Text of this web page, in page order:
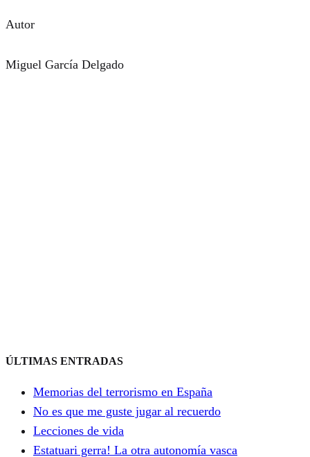
Autor
Miguel García Delgado
ÚLTIMAS ENTRADAS
Memorias del terrorismo en España
No es que me guste jugar al recuerdo
Lecciones de vida
Estatuari gerra! La otra autonomía vasca